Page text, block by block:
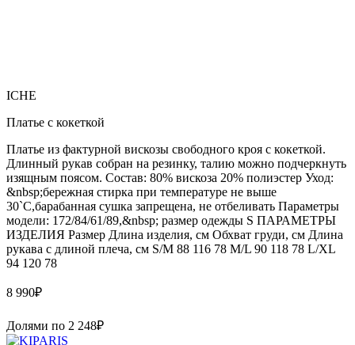
ICHE
Платье с кокеткой
Платье из фактурной вискозы свободного кроя с кокеткой.
Длинный рукав собран на резинку, талию можно подчеркнуть
изящным поясом. Состав: 80% вискоза 20% полиэстер Уход:
&nbsp;бережная стирка при температуре не выше
30`C,барабанная сушка запрещена, не отбеливать Параметры
модели: 172/84/61/89,&nbsp; размер одежды S ПАРАМЕТРЫ
ИЗДЕЛИЯ Размер Длина изделия, см Обхват груди, см Длина
рукава с длиной плеча, см S/M 88 116 78 M/L 90 118 78 L/XL
94 120 78
8 990₽
Долями по 2 248₽